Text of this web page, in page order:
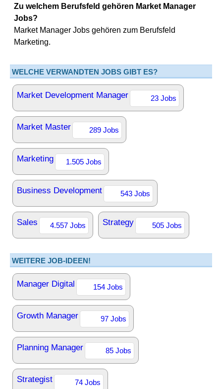
Zu welchem Berufsfeld gehören Market Manager
Jobs?
Market Manager Jobs gehören zum Berufsfeld
Marketing.
WELCHE VERWANDTEN JOBS GIBT ES?
Market Development Manager 23 Jobs
Market Master 289 Jobs
Marketing 1.505 Jobs
Business Development 543 Jobs
Sales 4.557 Jobs Strategy 505 Jobs
WEITERE JOB-IDEEN!
Manager Digital 154 Jobs
Growth Manager 97 Jobs
Planning Manager 85 Jobs
Strategist 74 Jobs